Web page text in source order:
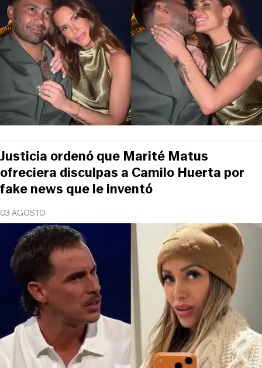
03 AGOSTO
Justicia ordenó que Marité Matus
ofreciera disculpas a Camilo Huerta por
fake news que le inventó